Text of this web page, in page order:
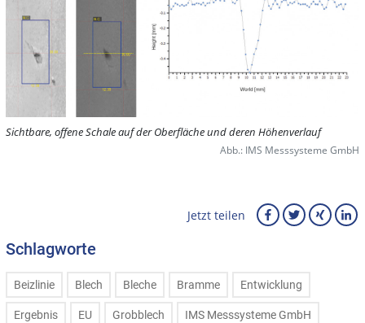
Sichtbare, offene Schale auf der Oberfläche und deren Höhenverlauf
Abb.: IMS Messsysteme GmbH
Jetzt teilen
Schlagworte
Beizlinie Blech Bleche Bramme Entwicklung
Ergebnis EU Grobblech IMS Messsysteme GmbH